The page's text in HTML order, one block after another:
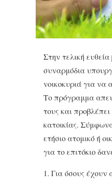
Στην τελική
συναρμόδια
νοικοκυριά για να
Το πρόγραμμα
τους και
κατοικίας.
ετήσιο ατομικό ή
για το επιτόκιο
Για όσους έχουν